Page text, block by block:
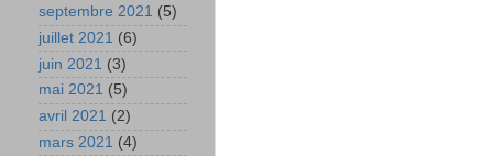
septembre 2021 (5)
juillet 2021 (6)
juin 2021 (3)
mai 2021 (5)
avril 2021 (2)
mars 2021 (4)